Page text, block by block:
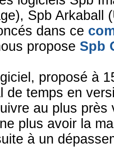
Spb Arkaball
dans ce
propose Spb
proposé à
de temps en
au plus près
plus avoir la
à un